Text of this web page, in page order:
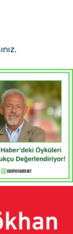
.